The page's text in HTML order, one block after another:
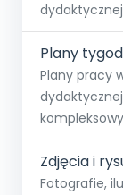
Plany
Plany pracy
Zdjęcia i
Fotografie,